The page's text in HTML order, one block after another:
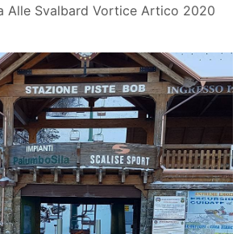
Alle Svalbard Vortice Artico 2020